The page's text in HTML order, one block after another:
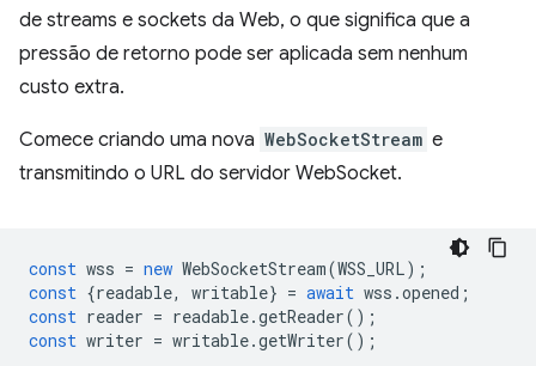
de streams e sockets da Web, o que significa que a
pressão de retorno pode ser aplicada sem nenhum
custo extra.
Comece criando uma nova WebSocketStream e
transmitindo o URL do servidor WebSocket.
const wss = new WebSocketStream(WSS_URL);
const {readable, writable} = await wss .opened ;
const reader = readable.getReader();
const writer = writable.getWriter();